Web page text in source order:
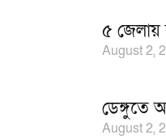
৫ জেলায়
August 2,
ডেঙ্গুতে
August 2,